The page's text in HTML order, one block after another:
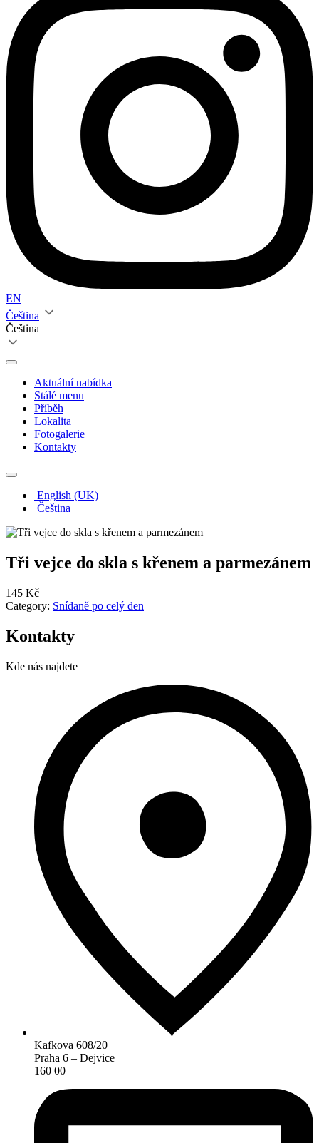
EN
Čeština
Čeština
Aktuální nabídka
Stálé menu
Příběh
Lokalita
Fotogalerie
Kontakty
English (UK)
Čeština
Tři vejce do skla s křenem a parmezánem
145 Kč
Category: Snídaně po celý den
Kontakty
Kde nás najdete
Kafkova 608/20
Praha 6 – Dejvice
160 00